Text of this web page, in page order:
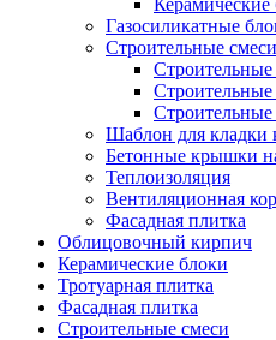
Газосиликатные
Строительные смеси
Шаблон для кладки
Бетонные крышки
Теплоизоляция
Вентиляционная
Фасадная плитка
Облицовочный кирпич
Керамические блоки
Тротуарная плитка
Фасадная плитка
Строительные смеси